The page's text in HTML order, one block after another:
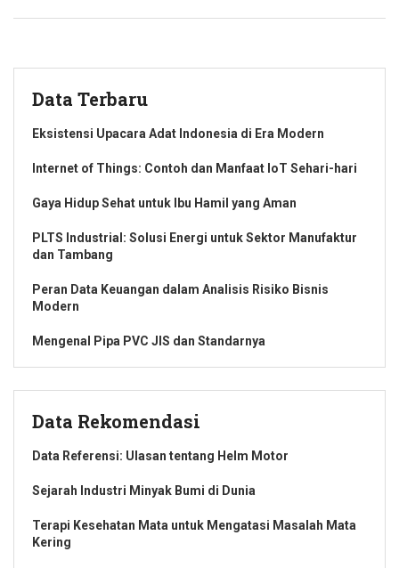
Data Terbaru
Eksistensi Upacara Adat Indonesia di Era Modern
Internet of Things: Contoh dan Manfaat IoT Sehari-hari
Gaya Hidup Sehat untuk Ibu Hamil yang Aman
PLTS Industrial: Solusi Energi untuk Sektor Manufaktur
dan Tambang
Peran Data Keuangan dalam Analisis Risiko Bisnis
Modern
Mengenal Pipa PVC JIS dan Standarnya
Data Rekomendasi
Data Referensi: Ulasan tentang Helm Motor
Sejarah Industri Minyak Bumi di Dunia
Terapi Kesehatan Mata untuk Mengatasi Masalah Mata
Kering